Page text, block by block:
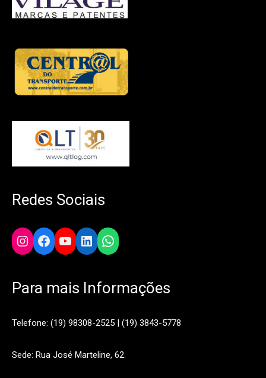
Redes Sociais
Instagram
Facebook
YouTube
LinkedIn
WhatsApp
Para mais Informações
Telefone: (19) 98308-2525 | (19) 3843-5778
Sede: Rua José Marteline, 62.